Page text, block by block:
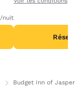
/nuit
par nuit.
Budget Inn of Jasper